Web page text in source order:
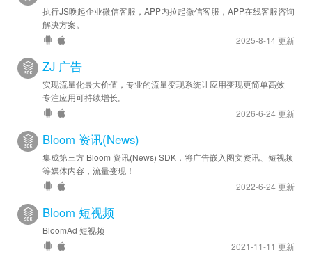
执行JS唤起企业微信客服，APP内拉起微信客服，APP在线客服咨询
解决方案。
2025-8-14 更新
ZJ 广告
实现流量化最大价值，专业的流量变现系统让应用变现更简单高效
专注应用可持续增长。
2026-6-24 更新
Bloom 资讯(News)
集成第三方 Bloom 资讯(News) SDK，将广告嵌入图文资讯、短视频
等媒体内容，流量变现！
2022-6-24 更新
Bloom 短视频
BloomAd 短视频
2021-11-11 更新